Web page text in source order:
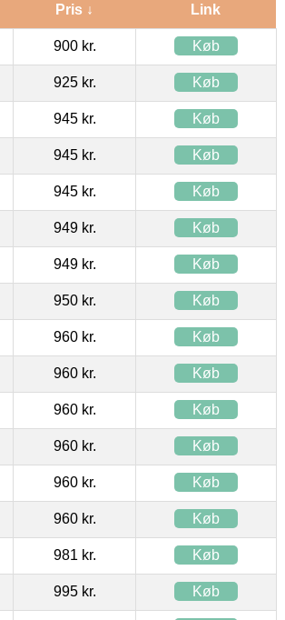
Pris ↓ Link
900 kr. Køb
925 kr. Køb
945 kr. Køb
945 kr. Køb
945 kr. Køb
949 kr. Køb
949 kr. Køb
950 kr. Køb
960 kr. Køb
960 kr. Køb
960 kr. Køb
960 kr. Køb
960 kr. Køb
960 kr. Køb
981 kr. Køb
995 kr. Køb